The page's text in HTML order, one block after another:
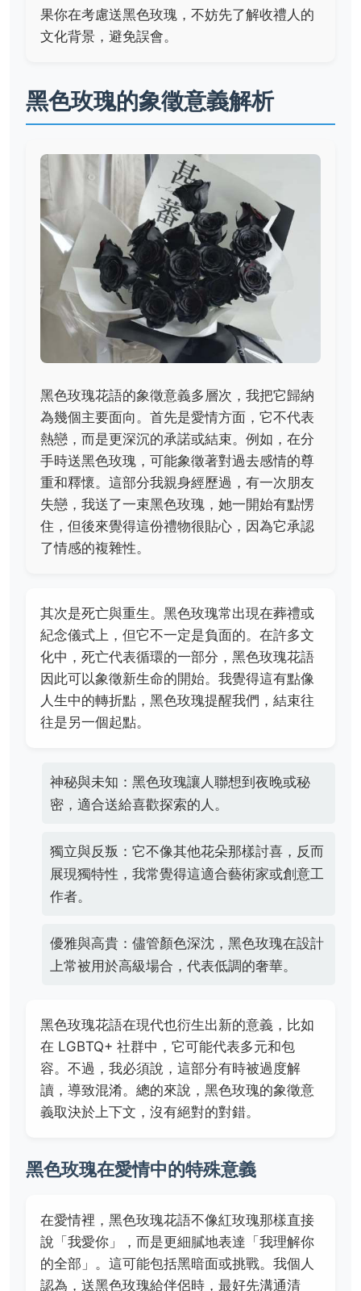
果你在考慮送黑色玫瑰，不妨先了解收禮人的
文化背景，避免誤會。
黑色玫瑰的象徵意義解析
黑色玫瑰花語的象徵意義多層次，我把它歸納
為幾個主要面向。首先是愛情方面，它不代表
熱戀，而是更深沉的承諾或結束。例如，在分
手時送黑色玫瑰，可能象徵著對過去感情的尊
重和釋懷。這部分我親身經歷過，有一次朋友
失戀，我送了一束黑色玫瑰，她一開始有點愣
住，但後來覺得這份禮物很貼心，因為它承認
了情感的複雜性。
其次是死亡與重生。黑色玫瑰常出現在葬禮或
紀念儀式上，但它不一定是負面的。在許多文
化中，死亡代表循環的一部分，黑色玫瑰花語
因此可以象徵新生命的開始。我覺得這有點像
人生中的轉折點，黑色玫瑰提醒我們，結束往
往是另一個起點。
神秘與未知：黑色玫瑰讓人聯想到夜晚或秘
密，適合送給喜歡探索的人。
獨立與反叛：它不像其他花朵那樣討喜，反而
展現獨特性，我常覺得這適合藝術家或創意工
作者。
優雅與高貴：儘管顏色深沈，黑色玫瑰在設計
上常被用於高級場合，代表低調的奢華。
黑色玫瑰花語在現代也衍生出新的意義，比如
在 LGBTQ+ 社群中，它可能代表多元和包
容。不過，我必須說，這部分有時被過度解
讀，導致混淆。總的來說，黑色玫瑰的象徵意
義取決於上下文，沒有絕對的對錯。
黑色玫瑰在愛情中的特殊意義
在愛情裡，黑色玫瑰花語不像紅玫瑰那樣直接
說「我愛你」，而是更細膩地表達「我理解你
的全部」。這可能包括黑暗面或挑戰。我個人
認為，送黑色玫瑰給伴侶時，最好先溝通清